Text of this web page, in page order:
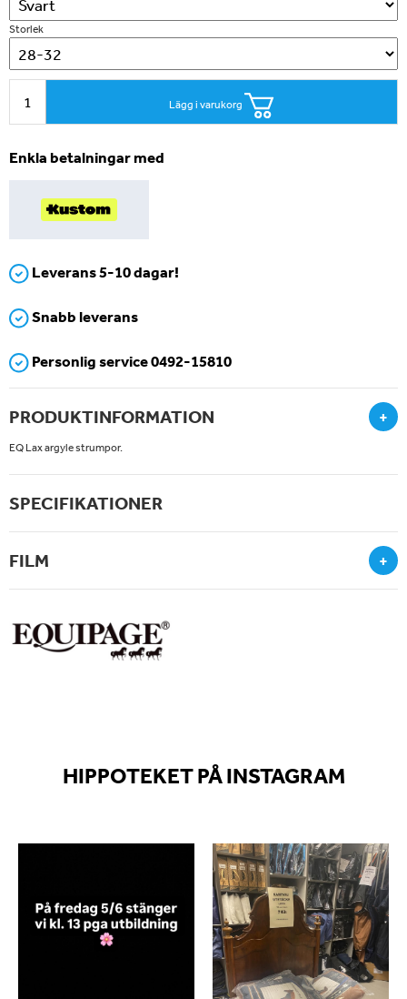
Storlek
Lägg i varukorg
Enkla betalningar med
Leverans 5-10 dagar!
Snabb leverans
Personlig service 0492-15810
PRODUKTINFORMATION +
EQ Lax argyle strumpor.
SPECIFIKATIONER
FILM +
HIPPOTEKET PÅ INSTAGRAM